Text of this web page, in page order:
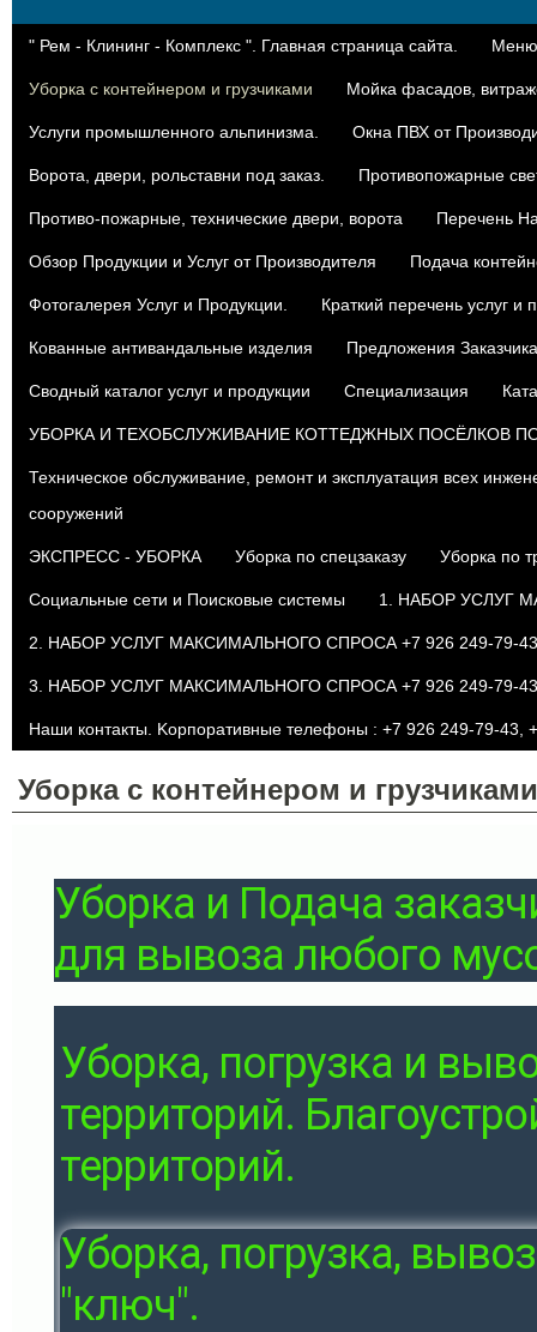
" Рем - Клининг - Комплекс ". Главная страница сайта.
Уборка с контейнером и грузчиками Мойка фасадов,
Услуги промышленного альпинизма. Окна ПВХ от
Ворота, двери, рольставни под заказ. Противопожарные
Противо-пожарные, технические двери, ворота Перечень
Oбзор Продукции и Услуг от Производителя Подача
Фотогалерея Услуг и Продукции. Краткий перечень услуг и
Кованные антивандальные изделия Предложения
Сводный каталог услуг и продукции Специализация
УБОРКА И ТЕХОБСЛУЖИВАНИЕ КОТТЕДЖНЫХ ПОСЁЛКОВ
Техническое обслуживание, ремонт и эксплуатация всех
сооружений
ЭКСПРЕСС - УБОРКА Уборка по спецзаказу Уборка по
Социальные сети и Поисковые системы 1. НАБОР УСЛУГ
2. НАБОР УСЛУГ МАКСИМАЛЬНОГО СПРОСА +7 926 249-79-43
3. НАБОР УСЛУГ МАКСИМАЛЬНОГО СПРОСА +7 926 249-79-43
Наши контакты. Kорпоративные телефоны : +7 926 249-79-43,
Уборка с контейнером и грузчиками
Уборка и Подача
для вывоза любого
Уборка, погрузка и
территорий.
территорий.
Уборка, погрузка,
"ключ".